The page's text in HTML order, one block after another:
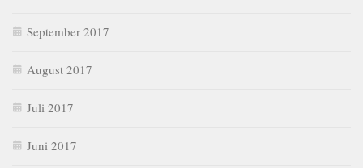
September 2017
August 2017
Juli 2017
Juni 2017